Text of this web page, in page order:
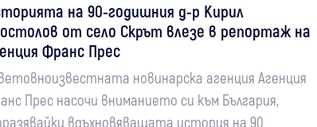
на 90-годишния д-р Кирил
от село Скрът влезе в репортаж на
Франс Прес
новинарска агенция Агенция
Прес насочи вниманието си към България,
вдъхновяващата история на 90